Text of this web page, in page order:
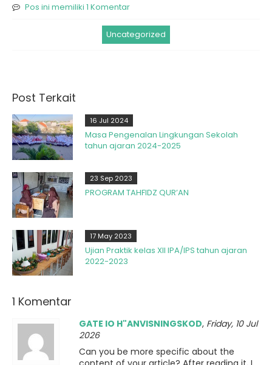
Pos ini memiliki 1 Komentar
Uncategorized
Post Terkait
16 Jul 2024
Masa Pengenalan Lingkungan Sekolah
tahun ajaran 2024-2025
23 Sep 2023
PROGRAM TAHFIDZ QUR’AN
17 May 2023
Ujian Praktik kelas XII IPA/IPS tahun ajaran
2022-2023
1 Komentar
GATE IO H"ANVISNINGSKOD, Friday, 10 Jul
2026
Can you be more specific about the